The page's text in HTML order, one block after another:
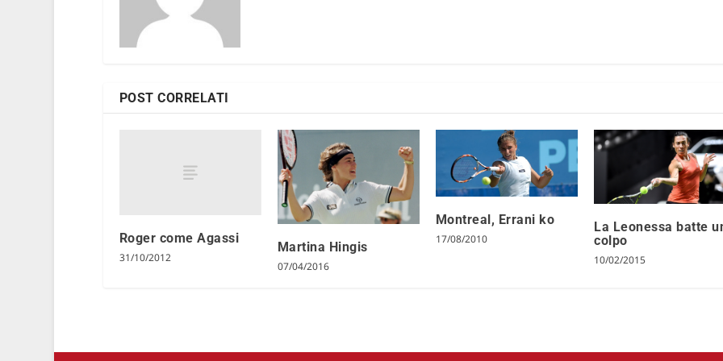
POST CORRELATI
Roger come Agassi
31/10/2012
Martina Hingis
07/04/2016
Montreal, Errani ko
17/08/2010
La Leonessa batte
colpo
10/02/2015